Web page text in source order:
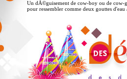
Un dÃ©guisement de cow-boy ou de cow-
pour ressembler comme deux gouttes